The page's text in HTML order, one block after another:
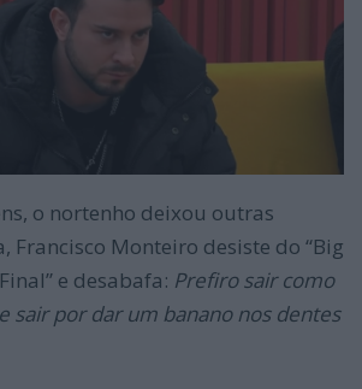
o nortenho deixou outras
Francisco Monteiro desiste do “Big
e desabafa: Prefiro sair como
sair por dar um banano nos dentes